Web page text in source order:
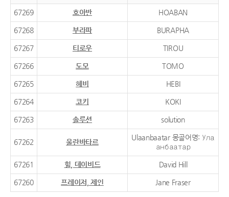
67269 호아반 HOABAN
67268 부라파 BURAPHA
67267 티로우 TIROU
67266 도모 TOMO
67265 헤비 HEBI
67264 코키 KOKI
67263 솔루션 solution
67262 울란바타르
Ulaanbaatar 몽골어명: Ула
анбаатар
67261 힐, 데이비드 David Hill
67260 프레이저, 제인 Jane Fraser